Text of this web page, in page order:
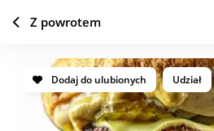
Dodaj do ulubionych Udział
Z powrotem